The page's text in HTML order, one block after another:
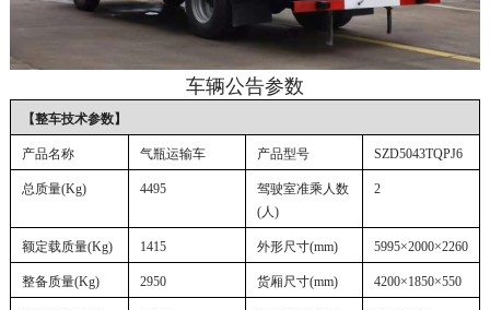
车辆公告参数
【整车技术参数】
产品名称 气瓶运输车 产品型号 SZD5043TQPJ6
总质量(Kg) 4495
驾驶室准乘人数
(人)
2
额定载质量(Kg) 1415 外形尺寸(mm) 5995×2000×2260
整备质量(Kg) 2950 货厢尺寸(mm) 4200×1850×550